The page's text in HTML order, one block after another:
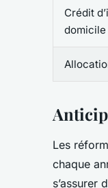
Crédit
domicile
Les
chaque
s’assurer